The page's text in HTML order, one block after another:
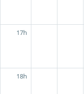
17h
18h